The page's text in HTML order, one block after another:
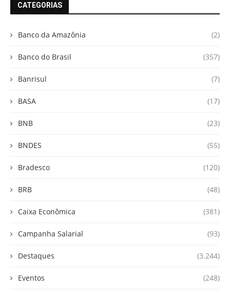
CATEGORIAS
Banco da Amazônia (2)
Banco do Brasil (357)
Banrisul (7)
BASA (17)
BNB (23)
BNDES (55)
Bradesco (120)
BRB (48)
Caixa Econômica (381)
Campanha Salarial (93)
Destaques (3.244)
Eventos (248)